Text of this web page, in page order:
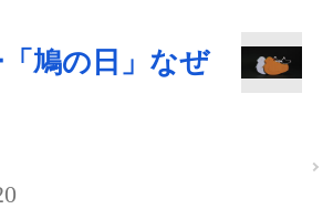
鳩の日」なぜ